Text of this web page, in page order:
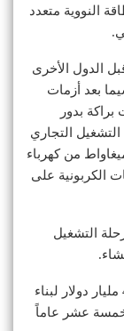
النووية متعدد
الدول الأخرى
بعد أزمات
بدور
التجاري
من المحطات وإنتاج ما يصل إلى 4200 ميغاواط من كهرباء
الكربونية على
مرحلة التشغيل
وأعلنت الصين مؤخراً عن برنامج لاستثمار 440 مليار دولار لبناء
عشر عاماً